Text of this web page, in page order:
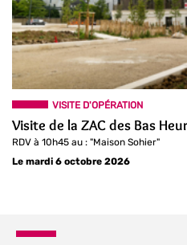
VISITE D'OPÉRATION
Visite de la ZAC des Bas
RDV à 10h45 au : "Maison Sohier"
Le mardi 6 octobre 2026